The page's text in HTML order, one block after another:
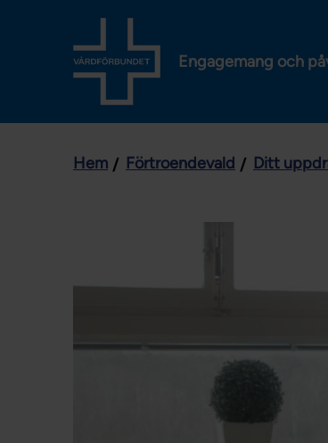
Engagemang och
Hem Förtroendevald Ditt